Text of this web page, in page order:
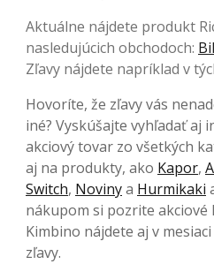
Aktuálne nájdete produkt
nasledujúcich obchodoch:
Zľavy nájdete napríklad v
Hovoríte, že zľavy vás
iné? Vyskúšajte vyhľadať aj
akciový tovar zo všetkých
aj na produkty, ako Kapor,
Switch, Novinya Hurmikaki
nákupom si pozrite akciové
Kimbino nájdete aj v
zľavy.